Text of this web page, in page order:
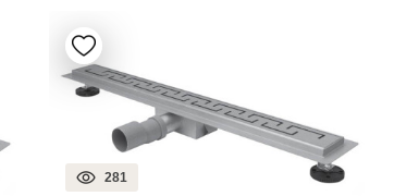
281